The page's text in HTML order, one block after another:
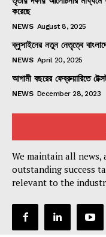
করেছে
NEWS August 8, 2025
ব্লুসাইনের নতুন নেতৃত্বে
NEWS April 20, 2025
আগামী বছরের ফেব্রুয়ারিতে
NEWS December 28, 2023
We maintain all news,
outstanding success
relevant to the